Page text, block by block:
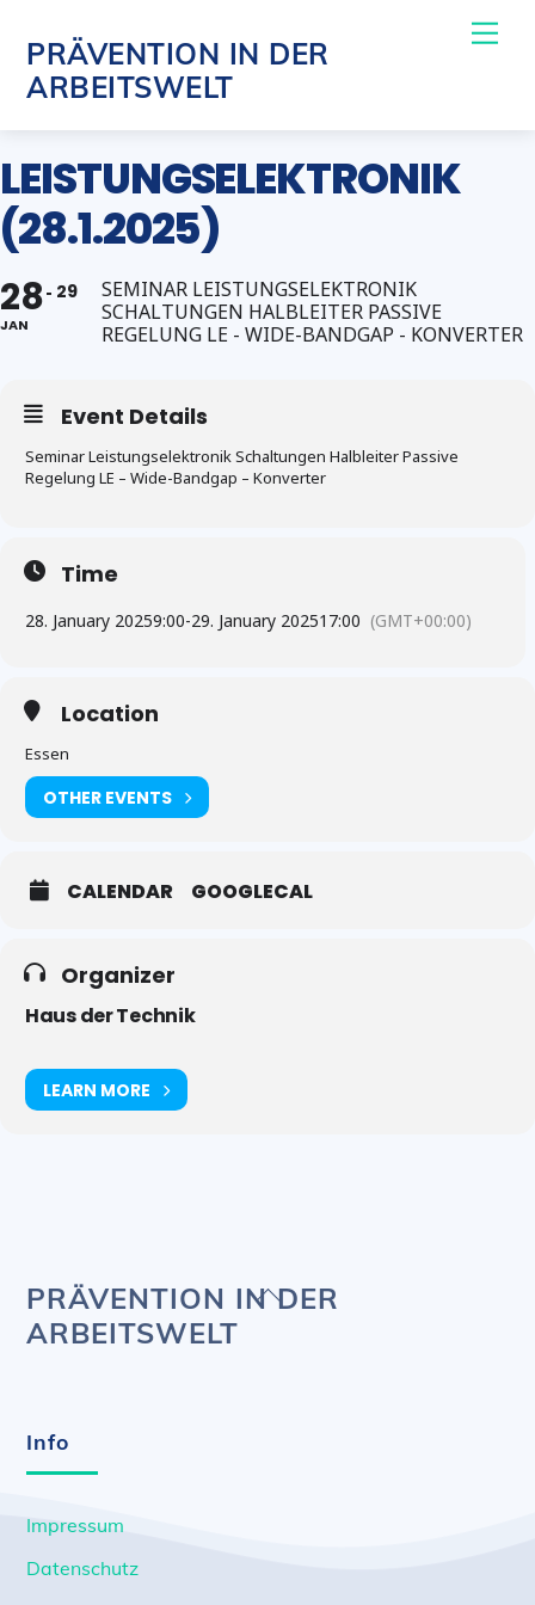
content
PRÄVENTION IN DER
ARBEITSWELT
LEISTUNGSELEKTRONIK
(28.1.2025)
28
JAN
29
SEMINAR LEISTUNGSELEKTRONIK
SCHALTUNGEN HALBLEITER PASSIVE
REGELUNG LE - WIDE-BANDGAP - KONVERTER
Event Details
Seminar Leistungselektronik Schaltungen Halbleiter Passive
Regelung LE – Wide-Bandgap – Konverter
Time
28. January 20259:00-29. January 202517:00 (GMT+00:00)
Location
Essen
OTHER EVENTS
CALENDAR GOOGLECAL
Organizer
Haus der Technik
LEARN MORE
Back
PRÄVENTION IN DER
ARBEITSWELT
Info
Impressum
Datenschutz